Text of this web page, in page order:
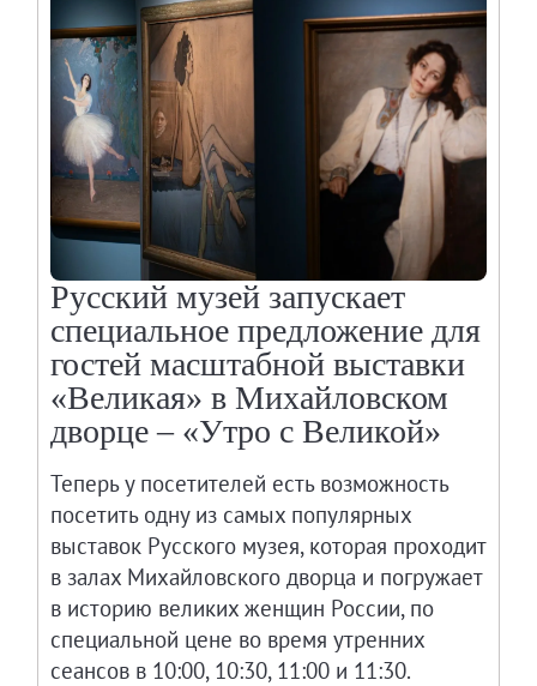
Русский музей запускает
специальное предложение для
гостей масштабной выставки
«Великая» в Михайловском
дворце – «Утро с Великой»
Теперь у посетителей есть возможность
посетить одну из самых популярных
выставок Русского музея, которая проходит
в залах Михайловского дворца и погружает
в историю великих женщин России, по
специальной цене во время утренних
сеансов в 10:00, 10:30, 11:00 и 11:30.